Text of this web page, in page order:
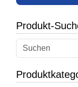
Produkt-